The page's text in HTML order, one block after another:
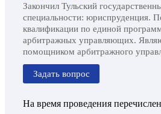
Закончил Тульский
специальности: юриспруденция.
квалификации по единой
арбитражных управляющих.
помощником арбитражного
Задать вопрос
На время проведения